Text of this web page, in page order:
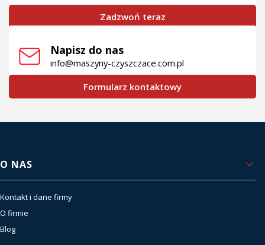
Zadzwoń teraz
Napisz do nas
info@maszyny-czyszczace.com.pl
Formularz kontaktowy
Linki w stopce
O NAS
Kontakt i dane firmy
O firmie
Blog